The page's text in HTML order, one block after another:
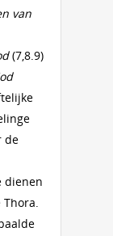
van
(7,8.9)
de
dienen